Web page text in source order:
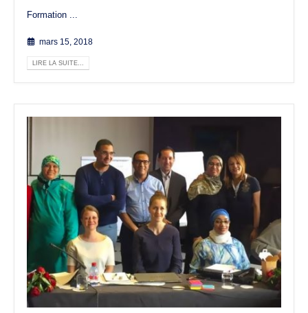
Formation ...
mars 15, 2018
LIRE LA SUITE...